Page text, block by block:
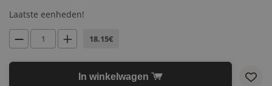
Laatste eenheden!
18.15€
In winkelwagen